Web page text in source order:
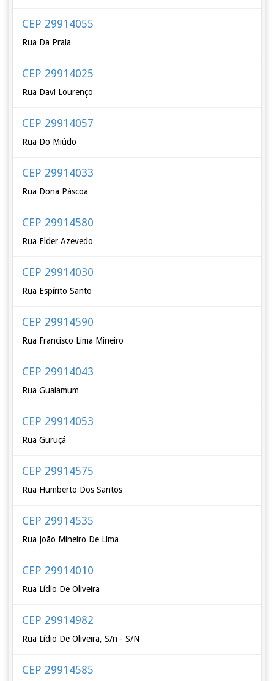
CEP 29914055
Rua Da Praia
CEP 29914025
Rua Davi Lourenço
CEP 29914057
Rua Do Miúdo
CEP 29914033
Rua Dona Páscoa
CEP 29914580
Rua Elder Azevedo
CEP 29914030
Rua Espírito Santo
CEP 29914590
Rua Francisco Lima Mineiro
CEP 29914043
Rua Guaiamum
CEP 29914053
Rua Guruçá
CEP 29914575
Rua Humberto Dos Santos
CEP 29914535
Rua João Mineiro De Lima
CEP 29914010
Rua Lídio De Oliveira
CEP 29914982
Rua Lídio De Oliveira, S/n - S/N
CEP 29914585